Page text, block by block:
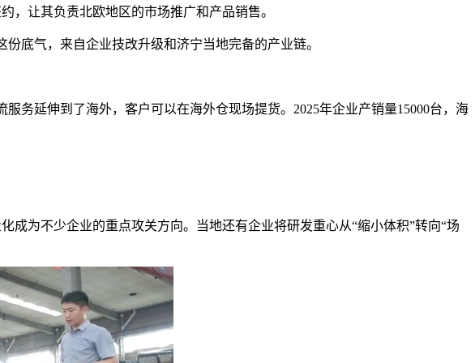
，让其负责北欧地区的市场推广和产品销售。
底气，来自企业技改升级和济宁当地完备的产业链。
务延伸到了海外，客户可以在海外仓现场提货。2025年企业产销量15000台，海
为不少企业的重点攻关方向。当地还有企业将研发重心从“缩小体积”转向“场